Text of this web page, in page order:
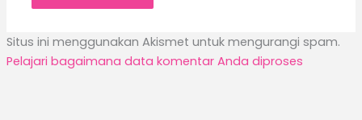
Situs ini menggunakan Akismet untuk mengurangi spam.
Pelajari bagaimana data komentar Anda diproses